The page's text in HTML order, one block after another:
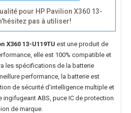
pour HP Pavilion X360 13-
pas à utiliser!
X360 13-U119TU est une produit de
elle est 100% compatible et
les spécifications de la batterie
performance, la batterie est
de sécurité d'intelligence multiple et
ingifugeant ABS, puce IC de protection
de marque.